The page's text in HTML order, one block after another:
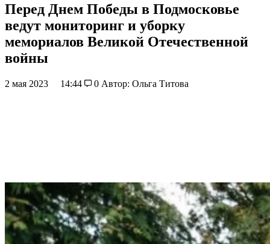
Перед Днем Победы в Подмосковье
ведут мониторинг и уборку
мемориалов Великой Отечественной
войны
2 мая 2023 14:44 0 Автор: Ольга Титова